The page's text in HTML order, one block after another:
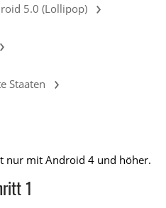
5.0 (Lollipop) ›
›
Staaten ›
nur mit Android 4 und höher.
1